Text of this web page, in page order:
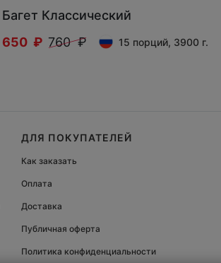
Багет Классический
650 ₽ 760 ₽ 15 порций, 3900 г.
ДЛЯ ПОКУПАТЕЛЕЙ
Как заказать
Оплата
Доставка
Публичная оферта
Политика конфиденциальности